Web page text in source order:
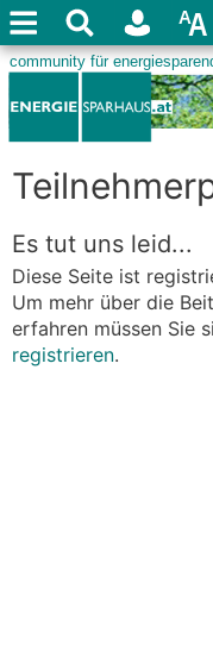
Es tut uns leid...
Diese Seite ist
Um mehr über die
erfahren müssen Sie
registrieren.